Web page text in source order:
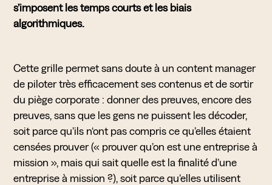
s’imposent les temps courts et les biais
algorithmiques.
Cette grille permet sans doute à un content manager
de piloter très efficacement ses contenus et de sortir
du piège corporate : donner des preuves, encore des
preuves, sans que les gens ne puissent les décoder,
soit parce qu’ils n‘ont pas compris ce qu’elles étaient
censées prouver (« prouver qu’on est une entreprise à
mission », mais qui sait quelle est la finalité d’une
entreprise à mission ?), soit parce qu’elles utilisent